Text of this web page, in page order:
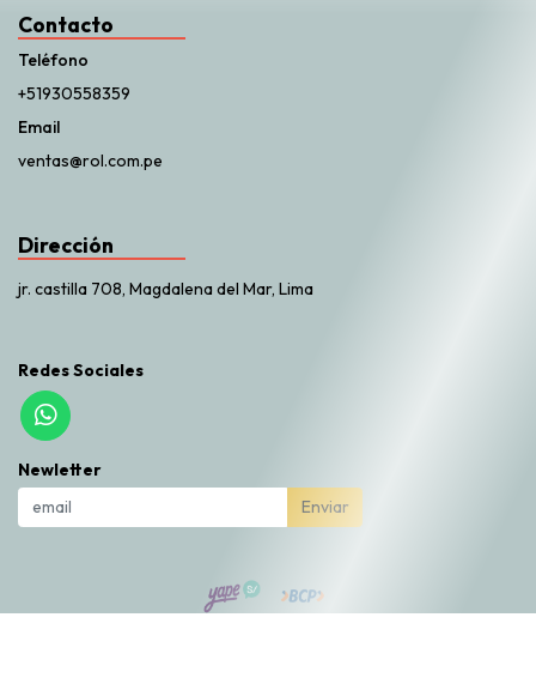
Contacto
Teléfono
+51930558359
Email
ventas@rol.com.pe
Dirección
jr. castilla 708, Magdalena del Mar, Lima
Redes Sociales
Newletter
Enviar